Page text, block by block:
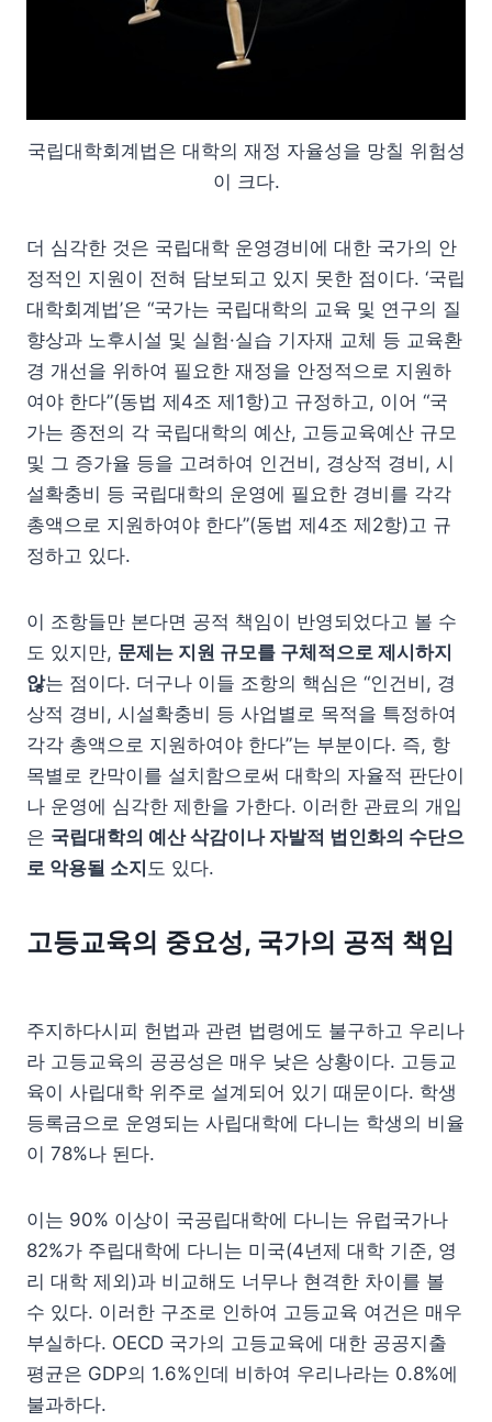
국립대학회계법은 대학의 재정 자율성을 망칠 위험성
이 크다.
더 심각한 것은 국립대학 운영경비에 대한 국가의 안
정적인 지원이 전혀 담보되고 있지 못한 점이다. ‘국립
대학회계법’은 “국가는 국립대학의 교육 및 연구의 질
향상과 노후시설 및 실험·실습 기자재 교체 등 교육환
경 개선을 위하여 필요한 재정을 안정적으로 지원하
여야 한다”(동법 제4조 제1항)고 규정하고, 이어 “국
가는 종전의 각 국립대학의 예산, 고등교육예산 규모
및 그 증가율 등을 고려하여 인건비, 경상적 경비, 시
설확충비 등 국립대학의 운영에 필요한 경비를 각각
총액으로 지원하여야 한다”(동법 제4조 제2항)고 규
정하고 있다.
이 조항들만 본다면 공적 책임이 반영되었다고 볼 수
도 있지만, 문제는 지원 규모를 구체적으로 제시하지
않는 점이다. 더구나 이들 조항의 핵심은 “인건비, 경
상적 경비, 시설확충비 등 사업별로 목적을 특정하여
각각 총액으로 지원하여야 한다”는 부분이다. 즉, 항
목별로 칸막이를 설치함으로써 대학의 자율적 판단이
나 운영에 심각한 제한을 가한다. 이러한 관료의 개입
은 국립대학의 예산 삭감이나 자발적 법인화의 수단으
로 악용될 소지 도 있다.
고등교육의 중요성, 국가의 공적 책임
주지하다시피 헌법과 관련 법령에도 불구하고 우리나
라 고등교육의 공공성은 매우 낮은 상황이다. 고등교
육이 사립대학 위주로 설계되어 있기 때문이다. 학생
등록금으로 운영되는 사립대학에 다니는 학생의 비율
이 78%나 된다.
이는 90% 이상이 국공립대학에 다니는 유럽국가나
82%가 주립대학에 다니는 미국(4년제 대학 기준, 영
리 대학 제외)과 비교해도 너무나 현격한 차이를 볼
수 있다. 이러한 구조로 인하여 고등교육 여건은 매우
부실하다. OECD 국가의 고등교육에 대한 공공지출
평균은 GDP의 1.6%인데 비하여 우리나라는 0.8%에
불과하다.